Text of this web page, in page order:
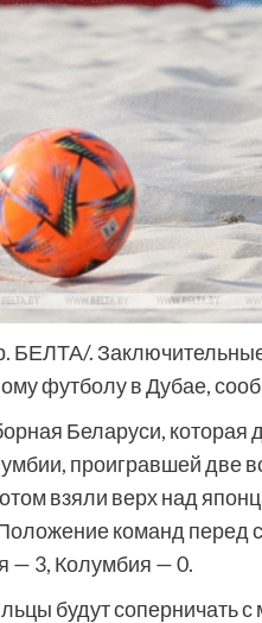
. Заключительные
футболу в Дубае,
Беларуси, которая
проигравшей две
взяли верх над
команд перед
— 3, Колумбия — 0.
будут соперничать